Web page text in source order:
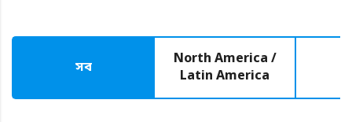
সব
North America /
Latin America